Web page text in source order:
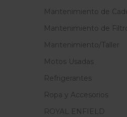
Mantenimiento de
Mantenimiento de
Mantenimiento/Taller
Motos Usadas
Refrigerantes
Ropa y Accesorios
ROYAL ENFIELD